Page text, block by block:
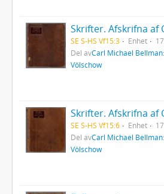
Skrifter. Afskrifna af
SE S-HS Vf15:3 Enhet
Del avCarl Michael
Völschow
Skrifter. Afskrifna af
SE S-HS Vf15:6 Enhet
Del avCarl Michael
Völschow